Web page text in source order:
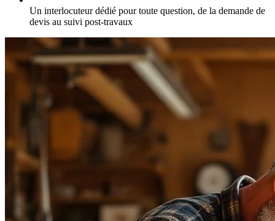
Un interlocuteur dédié pour toute question, de la demande de
devis au suivi post-travaux